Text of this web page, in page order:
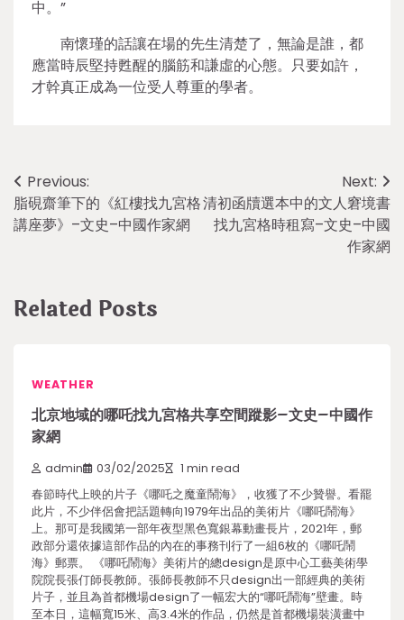
中。”
南懷瑾的話讓在場的先生清楚了，無論是誰，都
應當時辰堅持甦醒的腦筋和謙虛的心態。只要如許，
才幹真正成為一位受人尊重的學者。
Post
navigation
Previous:
脂硯齋筆下的《紅樓找九宮格
講座夢》–文史–中國作家網
Next:
清初函牘選本中的文人窘境書
找九宮格時租寫–文史–中國
作家網
Related Posts
WEATHER
北京地域的哪吒找九宮格共享空間蹤影–文史–中國作
家網
admin 03/02/2025 1 min read
春節時代上映的片子《哪吒之魔童鬧海》，收獲了不少贊譽。看罷
此片，不少伴侶會把話題轉向1979年出品的美術片《哪吒鬧海》
上。那可是我國第一部年夜型黑色寬銀幕動畫長片，2021年，郵
政部分還依據這部作品的內在的事務刊行了一組6枚的《哪吒鬧
海》郵票。 《哪吒鬧海》美術片的總design是原中心工藝美術學
院院長張仃師長教師。張師長教師不只design出一部經典的美術
片子，並且為首都機場design了一幅宏大的“哪吒鬧海”壁畫。時
至本日，這幅寬15米、高3.4米的作品，仍然是首都機場裝潢畫中